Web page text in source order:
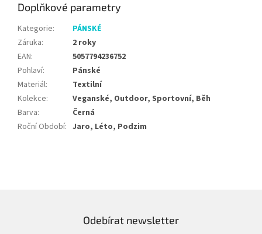
Doplňkové parametry
Kategorie:
PÁNSKÉ
Záruka:
2 roky
EAN:
5057794236752
Pohlaví:
Pánské
Materiál:
Textilní
Kolekce:
Veganské, Outdoor, Sportovní, Běh
Barva:
Černá
Roční Období: Jaro, Léto, Podzim
Odebírat newsletter